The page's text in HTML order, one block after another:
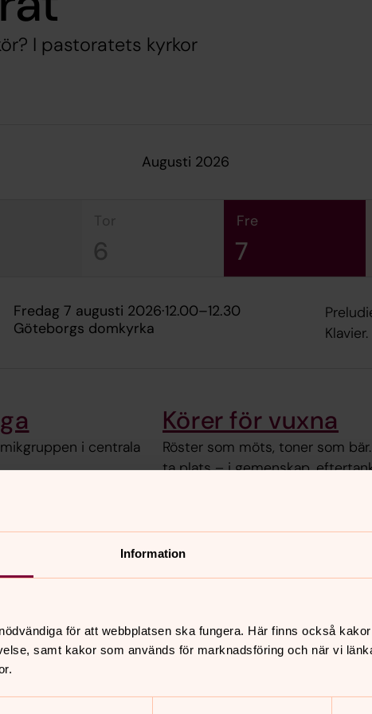
Information
för att webbplatsen ska fungera. Här finns också
samt kakor som används för marknadsföring och när vi
I pastoratets kyrkor
augusti 2026
tor
6
fre
7
fredag 7 augusti 2026·12.00–12.30
Göteborgs domkyrka
i centrala
Körer för vuxna
Röster som möts, toner som
ta plats – i gemenskap,
församling